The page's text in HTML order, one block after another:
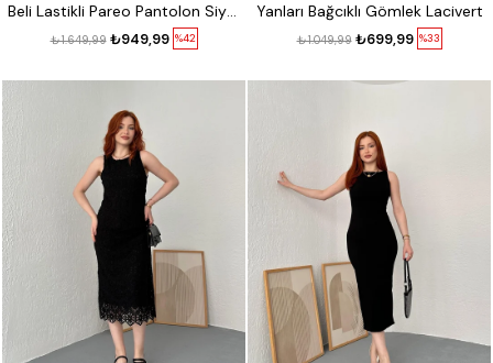
Beli Lastikli Pareo Pantolon Siyah
%42
₺949,99
₺1.649,99
Yanları Bağcıklı Gömlek Lacivert
%33
₺699,99
₺1.049,99